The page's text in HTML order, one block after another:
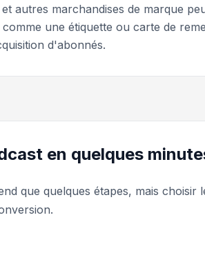
autres marchandises de marque
une étiquette ou carte de
d'abonnés.
en quelques
que quelques étapes, mais choisir